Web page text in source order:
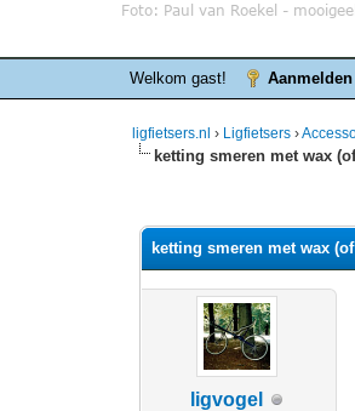
Welkom gast! Aanmelden
ligfietsers.nl › Ligfietsers ›
ketting smeren met wax
ketting smeren met wax
ligvogel